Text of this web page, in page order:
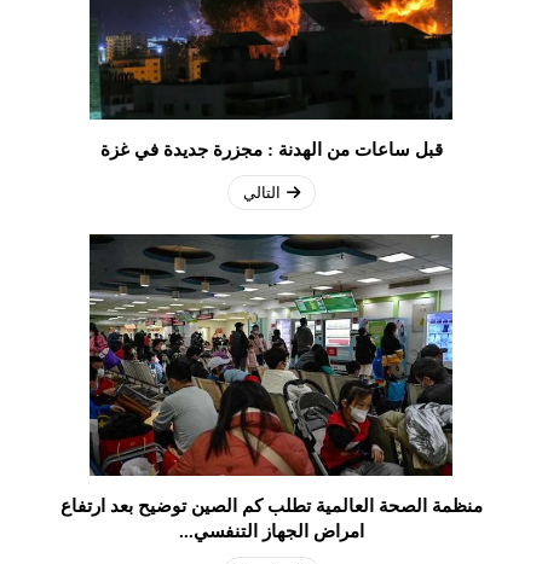
قبل ساعات من الهدنة : مجزرة جديدة في غزة
التالي
منظمة الصحة العالمية تطلب كم الصين توضيح بعد ارتفاع
امراض الجهاز التنفسي...